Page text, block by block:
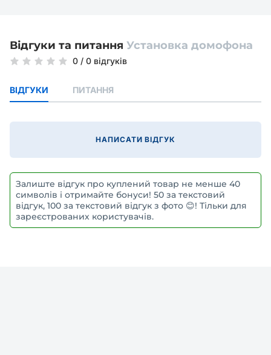
Відгуки та питання Установка домофона
0 / 0 відгуків
ВІДГУКИ ПИТАННЯ
НАПИСАТИ ВІДГУК
Залиште відгук про куплений товар не менше 40
символів і отримайте бонуси! 50 за текстовий
відгук, 100 за текстовий відгук з фото 😊! Тільки для
зареєстрованих користувачів.